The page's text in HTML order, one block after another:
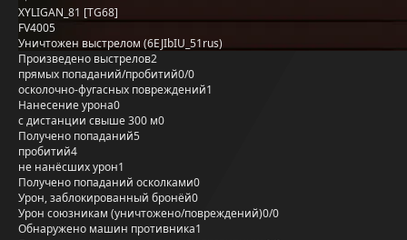
XYLIGAN_81 [TG68]
FV4005
Уничтожен выстрелом (6EJIbIU_51rus)
Произведено выстрелов2
прямых попаданий/пробитий0/0
осколочно-фугасных повреждений1
Нанесение урона0
с дистанции свыше 300 м0
Получено попаданий5
пробитий4
не нанёсших урон1
Получено попаданий осколками0
Урон, заблокированный бронёй0
Урон союзникам (уничтожено/повреждений)0/0
Обнаружено машин противника1